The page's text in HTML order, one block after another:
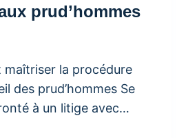
prud’hommes
maîtriser la procédure
des prud’hommes Se
à un litige avec…